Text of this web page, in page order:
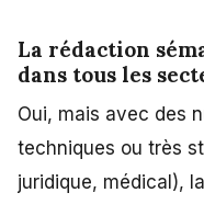
La rédaction
dans tous les
Oui, mais avec des
techniques ou très
juridique, médical),